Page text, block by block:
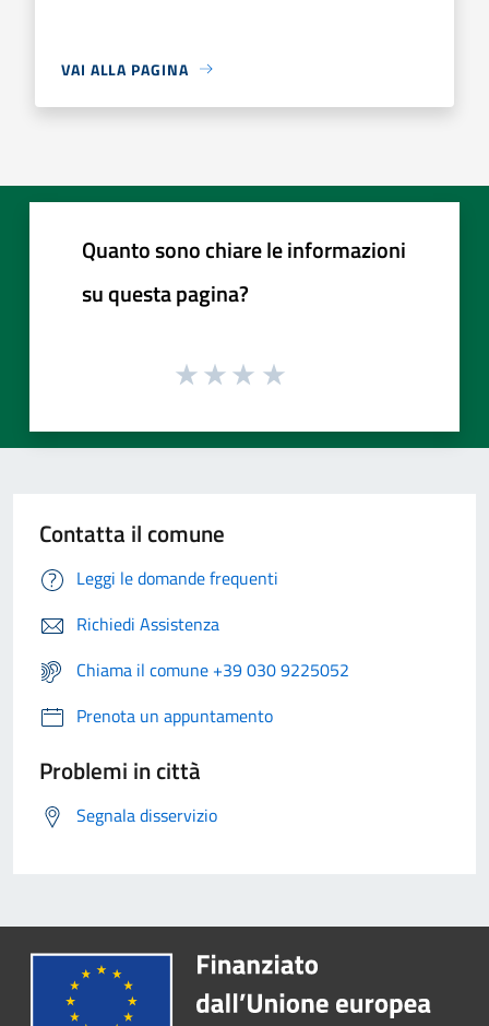
VAI ALLA PAGINA
Quanto sono chiare le informazioni
su questa pagina?
Contatta il comune
Leggi le domande frequenti
Richiedi Assistenza
Chiama il comune +39 030 9225052
Prenota un appuntamento
Problemi in città
Segnala disservizio